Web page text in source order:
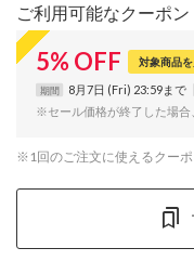
ご利用可能なクーポン
5% OFF 対象商品
期間 8月7日 (Fri) 23:59まで
※セール価格が終了した場合
※1回のご注文に使えるクーポ